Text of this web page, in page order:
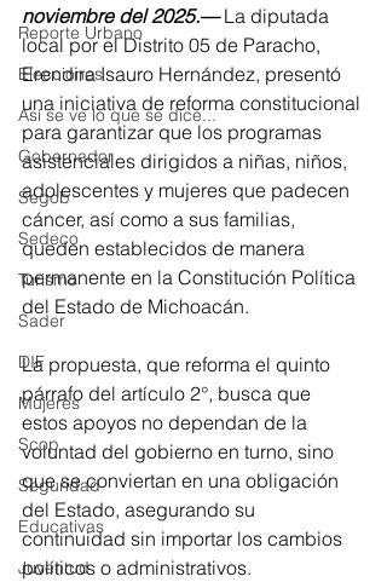
Reporte Urbano
Elecciones
Así se ve lo que se dice...
Gobernador
Segob
Sedeco
Turismo
Sader
DIF
Mujeres
Scop
Seguridad
Educativas
Juventud
noviembre del 2025.— La diputada
local por el Distrito 05 de Paracho,
Erendira Isauro Hernández, presentó
una iniciativa de reforma constitucional
para garantizar que los programas
asistenciales dirigidos a niñas, niños,
adolescentes y mujeres que padecen
cáncer, así como a sus familias,
queden establecidos de manera
permanente en la Constitución Política
del Estado de Michoacán.
La propuesta, que reforma el quinto
párrafo del artículo 2°, busca que
estos apoyos no dependan de la
voluntad del gobierno en turno, sino
que se conviertan en una obligación
del Estado, asegurando su
continuidad sin importar los cambios
políticos o administrativos.